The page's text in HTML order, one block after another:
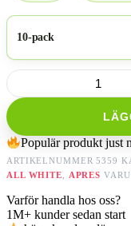
10-pack
No.8
Aprés
Raspberry
Liqorice
mängd
Populär produkt just
ARTIKELNUMMER5359
ALL WHITE
APRES
Varför handla hos oss?
1M+ kunder sedan start